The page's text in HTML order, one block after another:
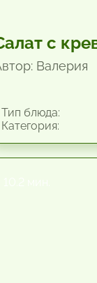
с
Валерия
блюда: